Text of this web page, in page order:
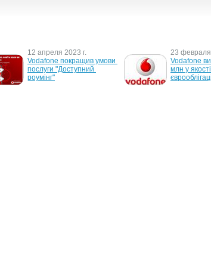
12 апреля 2023 г.
Vodafone покращив умови
послуги "Доступний
роумінг"
23 февраля
Vodafone
млн у